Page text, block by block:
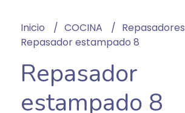
Inicio COCINA
Repasadores
Repasador estampado 8
Repasador
estampado 8